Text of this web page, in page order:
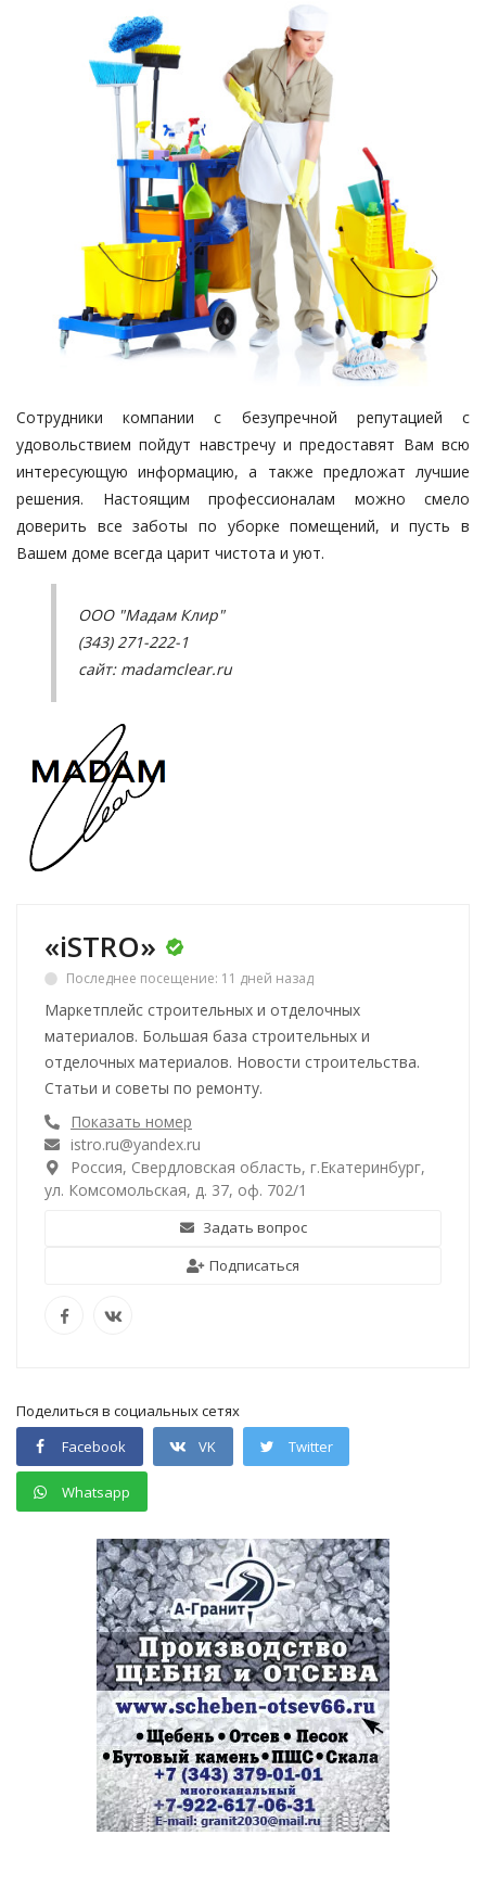
Сотрудники компании с безупречной репутацией с
удовольствием пойдут навстречу и предоставят Вам всю
интересующую информацию, а также предложат лучшие
решения. Настоящим профессионалам можно смело
доверить все заботы по уборке помещений, и пусть в
Вашем доме всегда царит чистота и уют.
ООО "Мадам Клир"
(343) 271-222-1
сайт: madamclear.ru
«iSTRO»
Последнее посещение: 11 дней назад
Маркетплейс строительных и отделочных
материалов. Большая база строительных и
отделочных материалов. Новости строительства.
Статьи и советы по ремонту.
Показать номер
istro.ru@yandex.ru
Россия, Свердловская область, г.Екатеринбург,
ул. Комсомольская, д. 37, оф. 702/1
Задать вопрос
Подписаться
Поделиться в социальных сетях
Facebook
VK Twitter
Whatsapp